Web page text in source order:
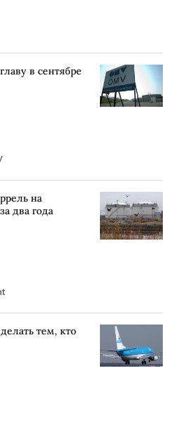
в сентябре
на
два года
тем, кто